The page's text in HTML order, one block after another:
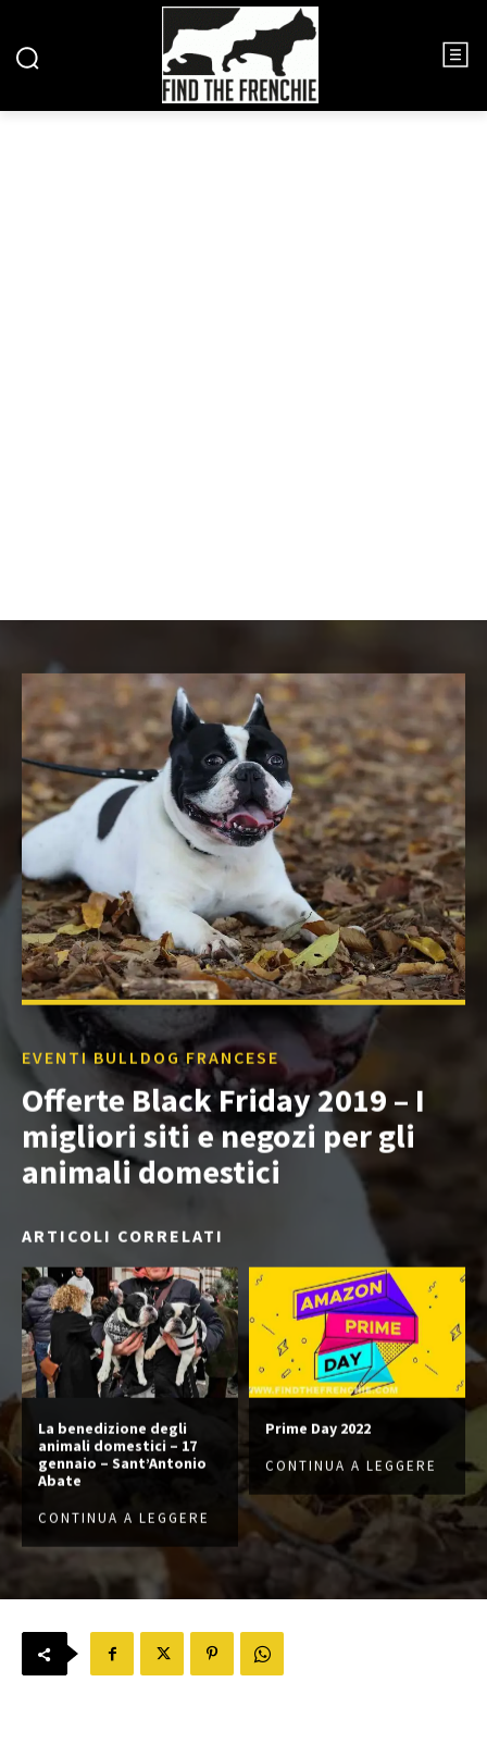
EVENTI BULLDOG FRANCESE
Offerte Black Friday 2019 – I
migliori siti e negozi per gli
animali domestici
ARTICOLI CORRELATI
La benedizione degli
animali domestici – 17
gennaio – Sant’Antonio
Abate
CONTINUA A LEGGERE
Prime Day 2022
CONTINUA A LEGGERE